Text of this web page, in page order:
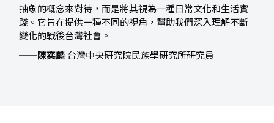
抽象的概念來對待，而是將其視為一種日常文化和生活實
踐。它旨在提供一種不同的視角，幫助我們深入理解不斷
變化的戰後台灣社會。
──陳奕麟 台灣中央研究院民族學研究所研究員